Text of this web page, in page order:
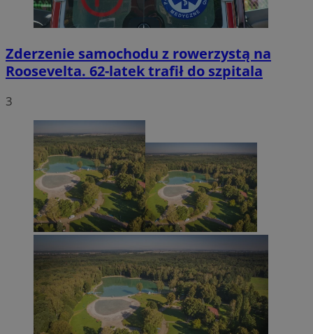
Zderzenie samochodu z rowerzystą na
Roosevelta. 62-latek trafił do szpitala
3